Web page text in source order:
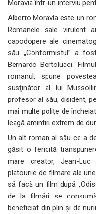
Moravia într-un interviu
Alberto Moravia este un
Romanele sale virulent
capodopere ale
său „Conformistul” a
Bernardo Bertolucci.
romanul, spune
susţinător al lui
profesor al său, disident,
mai multe poliţe de
leagă amintiri extrem de
Un alt roman al său ce a
găsit o fericită
mare creator, Jean-Luc
platourile de filmare ale
să facă un film după
de la filmări se
beneficiat din plin şi de